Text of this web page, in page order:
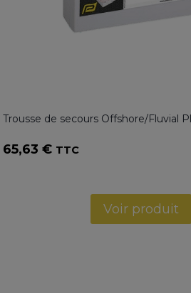
Trousse de secours Offshore/Fluvial
65,63€ TTC
Voir produit